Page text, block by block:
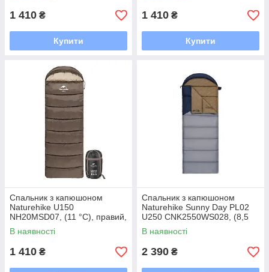
1 410 ₴
Купити
1 410 ₴
Купити
Спальник з капюшоном
Naturehike U150
NH20MSD07, (11 °C), правий,
коричневий
В наявності
1 410 ₴
Спальник з капюшоном
Naturehike Sunny Day PL02
U250 CNK2550WS028, (8,5
°C), лівий, блакитно-синій
В наявності
2 390 ₴